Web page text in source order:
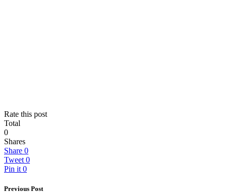
Rate this post
Total
0
Shares
Share 0
Tweet 0
Pin it 0
Previous Post